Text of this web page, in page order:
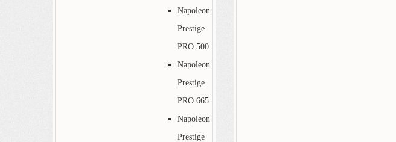
Napoleon
Prestige
PRO 500
Napoleon
Prestige
PRO 665
Napoleon
Prestige